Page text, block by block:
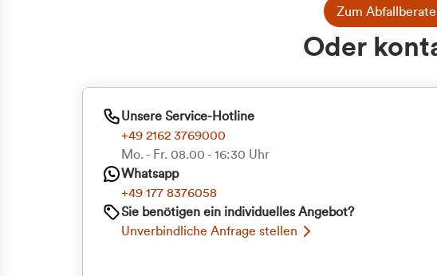
Zu
Zum
Oder
Unsere Service-Hotline
+49 2162 3769000
Mo. - Fr. 08.00 - 16:30 Uhr
Whatsapp
+49 177 8376058
Sie benötigen ein individuelles Angebot?
Unverbindliche Anfrage stellen